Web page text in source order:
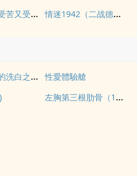
姜赞容她受苦又受难（NPH） 情迷1942（二战德国）
替身演员的洗白之路(nph) 性愛體驗艙
左胸第三根肋骨（1v1伪骨性虐强制）